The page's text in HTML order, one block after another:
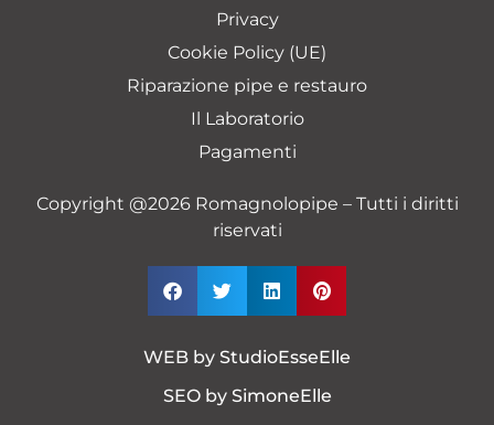
Privacy
Cookie Policy (UE)
Riparazione pipe e restauro
Il Laboratorio
Pagamenti
Copyright @2026 Romagnolopipe – Tutti i diritti
riservati
WEB by StudioEsseElle
SEO by SimoneElle